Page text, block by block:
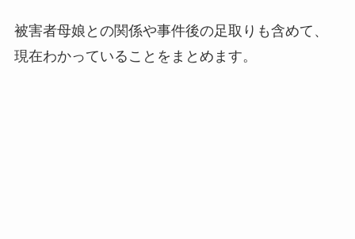
被害者母娘との関係や事件後の足取りも含めて、
現在わかっていることをまとめます。